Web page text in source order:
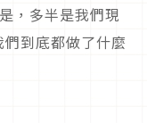
，多半是我們現
到底都做了什麼